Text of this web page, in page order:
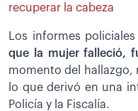
recuperar la cabeza
Los informes
que la mujer falleció,
momento del hallazgo,
lo que derivó en una
Policía y la Fiscalía.